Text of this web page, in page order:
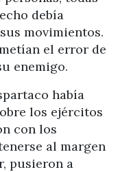
debía
movimientos.
el error de
enemigo.
había
los ejércitos
con los
al margen
pusieron a